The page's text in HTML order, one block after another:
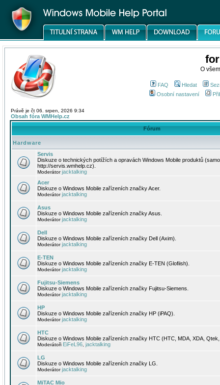
O
FAQ Hledat
Osobní nastavení
Právě je čt 06. srpen, 2026 9:34
Obsah fóra WMHelp.cz
Fórum
Hardware
Servis
Diskuze o technických potížích a opravách Windows Mobile produktů
http://servis.wmhelp.cz).
Moderátorjacktalking
Acer
Diskuze o Windows Mobile zařízeních značky Acer.
Moderátorjacktalking
Asus
Diskuze o Windows Mobile zařízeních značky Asus.
Moderátorjacktalking
Dell
Diskuze o Windows Mobile zařízeních značky Dell (Axim).
Moderátorjacktalking
E-TEN
Diskuze o Windows Mobile zařízeních značky E-TEN (Glofiish).
Moderátorjacktalking
Fujitsu-Siemens
Diskuze o Windows Mobile zařízeních značky Fujitsu-Siemens.
Moderátorjacktalking
HP
Diskuze o Windows Mobile zařízeních značky HP (iPAQ).
Moderátorjacktalking
HTC
Diskuze o Windows Mobile zařízeních značky HTC (HTC, MDA, XDA,
Moderátoři EiFeL96 jacktalking
LG
Diskuze o Windows Mobile zařízeních značky LG.
Moderátorjacktalking
MiTAC Mio